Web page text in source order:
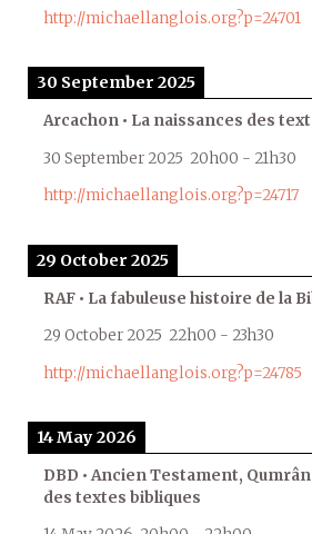
http://michaellanglois.org?p=24701
30 September 2025
Arcachon • La naissances des
30 September 2025 20h00 - 21h30
http://michaellanglois.org?p=24717
29 October 2025
RAF • La fabuleuse histoire de la
29 October 2025 22h00 - 23h30
http://michaellanglois.org?p=24785
14 May 2026
DBD • Ancien Testament,
des textes bibliques